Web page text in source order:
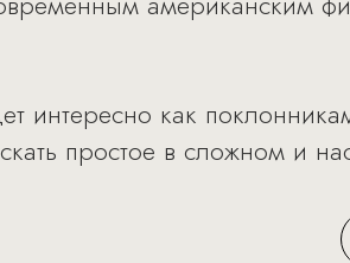
интересно как
простое в сложном и